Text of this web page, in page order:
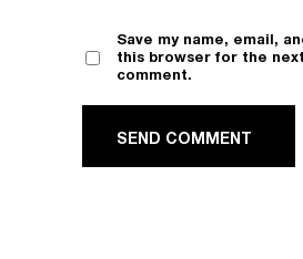
Save my name, email,
this browser for the
comment.
SEND COMMENT